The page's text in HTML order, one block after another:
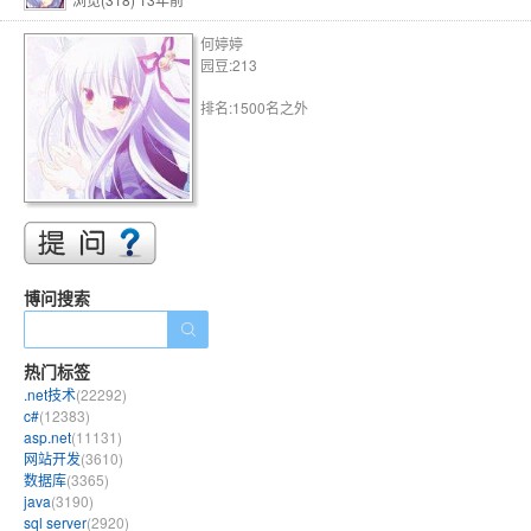
何婷婷
园豆:213
排名:1500名之外
博问搜索
热门标签
.net技术(22292)
c#(12383)
asp.net(11131)
网站开发(3610)
数据库(3365)
java(3190)
sql server(2920)